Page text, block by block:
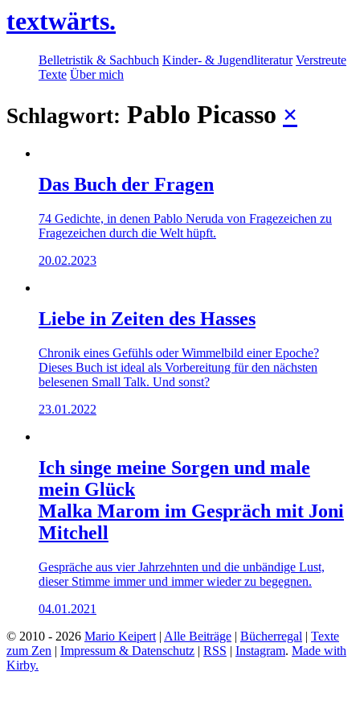
textwärts.
Belletristik & Sachbuch Kinder- & Jugendliteratur Verstreute
Texte Über mich
Schlagwort: Pablo Picasso ×
Das Buch der Fragen
74 Gedichte, in denen Pablo Neruda von Fragezeichen zu
Fragezeichen durch die Welt hüpft.
20.02.2023
Liebe in Zeiten des Hasses
Chronik eines Gefühls oder Wimmelbild einer Epoche?
Dieses Buch ist ideal als Vorbereitung für den nächsten
belesenen Small Talk. Und sonst?
23.01.2022
Ich singe meine Sorgen und male
mein Glück
Malka Marom im Gespräch mit Joni
Mitchell
Gespräche aus vier Jahrzehnten und die unbändige Lust,
dieser Stimme immer und immer wieder zu begegnen.
04.01.2021
© 2010 - 2026 Mario Keipert | Alle Beiträge | Bücherregal | Texte
zum Zen | Impressum & Datenschutz | RSS | Instagram. Made with
Kirby.